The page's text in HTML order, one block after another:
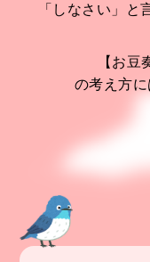
「しなさい」と
【お豆
の考え方